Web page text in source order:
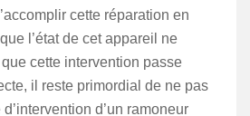
cette réparation en
l’état de cet appareil ne
cette intervention passe
il reste primordial de ne pas
d’un ramoneur